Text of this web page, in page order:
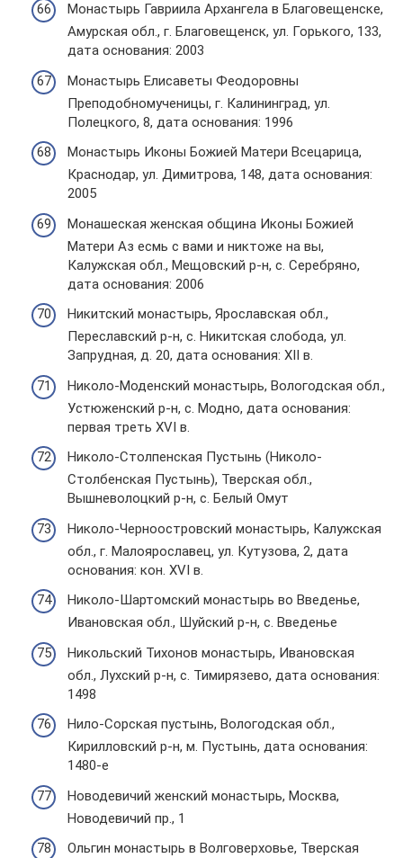
Монастырь Гавриила Архангела в Благовещенске,
Амурская обл., г. Благовещенск, ул. Горького, 133,
дата основания: 2003
Монастырь Елисаветы Феодоровны
Преподобномученицы, г. Калининград, ул.
Полецкого, 8, дата основания: 1996
Монастырь Иконы Божией Матери Всецарица,
Краснодар, ул. Димитрова, 148, дата основания:
2005
Монашеская женская община Иконы Божией
Матери Аз есмь с вами и никтоже на вы,
Калужская обл., Мещовский р-н, с. Серебряно,
дата основания: 2006
Никитский монастырь, Ярославская обл.,
Переславский р-н, с. Никитская слобода, ул.
Запрудная, д. 20, дата основания: XII в.
Николо-Моденский монастырь, Вологодская обл.,
Устюженский р-н, с. Модно, дата основания:
первая треть XVI в.
Николо-Столпенская Пустынь (Николо-
Столбенская Пустынь), Тверская обл.,
Вышневолоцкий р-н, с. Белый Омут
Николо-Черноостровский монастырь, Калужская
обл., г. Малоярославец, ул. Кутузова, 2, дата
основания: кон. XVI в.
Николо-Шартомский монастырь во Введенье,
Ивановская обл., Шуйский р-н, с. Введенье
Никольский Тихонов монастырь, Ивановская
обл., Лухский р-н, с. Тимирязево, дата основания:
1498
Нило-Сорская пустынь, Вологодская обл.,
Кирилловский р-н, м. Пустынь, дата основания:
1480-е
Новодевичий женский монастырь, Москва,
Новодевичий пр., 1
Ольгин монастырь в Волговерховье, Тверская